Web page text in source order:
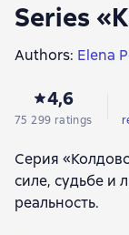
Series
Authors: Elena
Юлия Шолох
Anastasia
Alyona
Татьяна
Daria Kuznetsova
4,6
75 299 ratings
Серия
силе, судьбе и
реальность.